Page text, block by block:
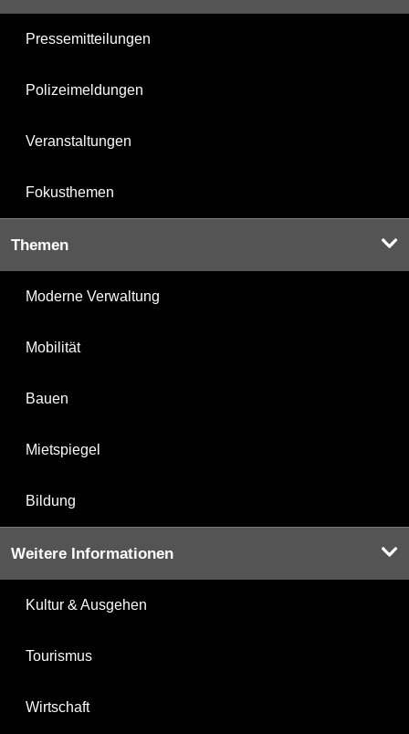
Pressemitteilungen
Polizeimeldungen
Veranstaltungen
Fokusthemen
Themen
Moderne Verwaltung
Mobilität
Bauen
Mietspiegel
Bildung
Weitere Informationen
Kultur & Ausgehen
Tourismus
Wirtschaft